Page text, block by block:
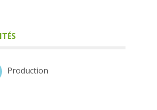
Production